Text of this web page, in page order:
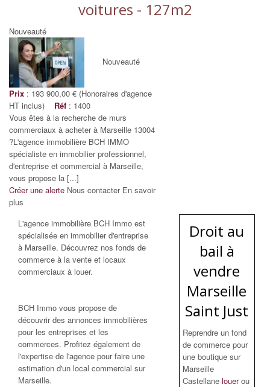
voitures - 127m2
Nouveauté
Nouveauté
Prix : 193 900,00 € (Honoraires d'agence
HT inclus) Réf : 1400
Vous êtes à la recherche de murs
commerciaux à acheter à Marseille 13004
?L'agence immobilière BCH IMMO
spécialiste en immobilier professionnel,
d'entreprise et commercial à Marseille,
vous propose la [...]
Créer une alerte Nous contacter En savoir
plus
L'agence immobilière BCH Immo est
spécialisée en immobilier d'entreprise
à Marseille. Découvrez nos fonds de
commerce à la vente et locaux
commerciaux à louer.
BCH Immo vous propose de
découvrir des annonces immobilières
pour les entreprises et les
commerces. Profitez également de
l'expertise de l'agence pour faire une
estimation d'un local commercial sur
Marseille.
Droit au
bail à
vendre
Marseille
Saint Just
Reprendre un fond
de commerce pour
une boutique sur
Marseille
Castellane louerou